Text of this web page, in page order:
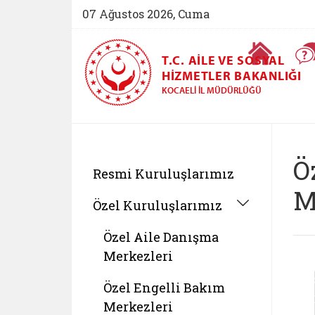
07 Ağustos 2026, Cuma
T.C. AILE VE SOSYAL
HIZMETLER BAKANLIĞI
KOCAELI İL MÜDÜRLÜĞÜ
Resmi Kuruluşlarımız
Özel Kuruluşlarımız
Özel Aile Danışma
Merkezleri
Özel Engelli Bakım
Merkezleri